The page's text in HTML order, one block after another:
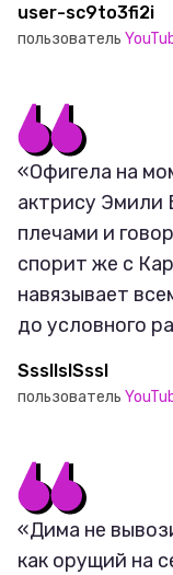
user-sc9to3fi2i
пользователь
«Офигела на
актрису Эмили
плечами и
спорит же с
навязывает
до условного
SssllslSssl
пользователь
«Дима не
как орущий на